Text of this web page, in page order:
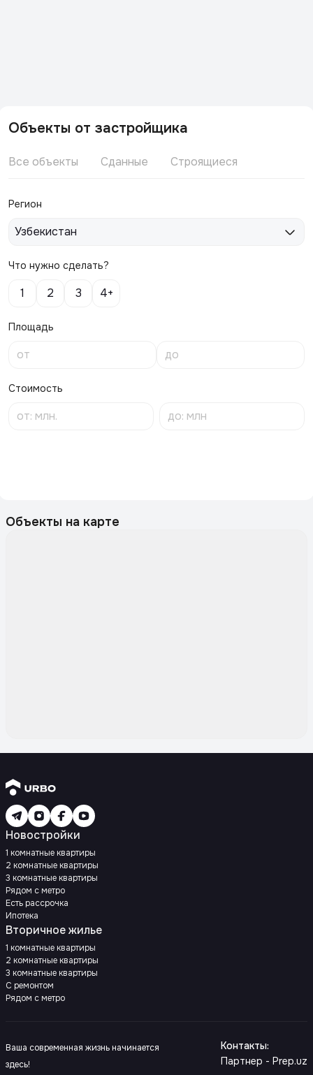
Объекты от застройщика
Все объекты Сданные Строящиеся
Регион
Узбекистан
Что нужно сделать?
1 2 3 4+
Площадь
Стоимость
Объекты на карте
Новостройки
1 комнатные квартиры
2 комнатные квартиры
3 комнатные квартиры
Рядом с метро
Есть рассрочка
Ипотека
Вторичное жилье
1 комнатные квартиры
2 комнатные квартиры
3 комнатные квартиры
С ремонтом
Рядом с метро
Ваша современная жизнь начинается
здесь!
Контакты:
Партнер - Prep.uz